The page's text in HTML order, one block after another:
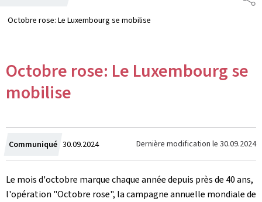
Octobre rose: Le Luxembourg se mobilise
Octobre rose: Le Luxembourg se
mobilise
Communiqué Crée
le
30.09.2024 Dernière modification le 30.09.2024
Le mois d'octobre marque chaque année depuis près de 40 ans,
l'opération "Octobre rose", la campagne annuelle mondiale de